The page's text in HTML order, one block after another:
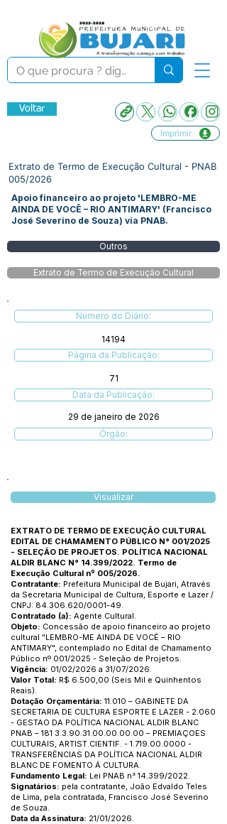
Voltar
Imprimir
Extrato de Termo de Execução Cultural - PNAB
005/2026
Apoio financeiro ao projeto 'LEMBRO-ME
AINDA DE VOCÊ – RIO ANTIMARY' (Francisco
José Severino de Souza) via PNAB.
Outros
Extrato de Termo de Execução Cultural
Número do Diário:
14194
Página da Publicação:
71
Data da Publicação:
29 de janeiro de 2026
Órgão:
Visualizar
EXTRATO DE TERMO DE EXECUÇÃO CULTURAL
EDITAL DE CHAMAMENTO PÚBLICO N° 001/2025
- SELEÇÃO DE PROJETOS. POLÍTICA NACIONAL
ALDIR BLANC N° 14.399/2022. Termo de
Execução Cultural nº 005/2026.
Contratante: Prefeitura Municipal de Bujari, Através
da Secretaria Municipal de Cultura, Esporte e Lazer /
CNPJ: 84.306.620/0001-49.
Contratado (a): Agente Cultural.
Objeto: Concessão de apoio financeiro ao projeto
cultural "LEMBRO-ME AINDA DE VOCÊ – RIO
ANTIMARY", contemplado no Edital de Chamamento
Público nº 001/2025 - Seleção de Projetos.
Vigência: 01/02/2026 a 31/07/2026.
Valor Total: R$ 6.500,00 (Seis Mil e Quinhentos
Reais).
Dotação Orçamentária: 11.010 – GABINETE DA
SECRETARIA DE CULTURA ESPORTE E LAZER - 2.060
- GESTAO DA POLÍTICA NACIONAL ALDIR BLANC
PNAB – 181 3.3.90.31.00.00.00.00 – PREMIAÇOES
CULTURAIS, ARTIST.CIENTIF. - 1.719.00.0000 -
TRANSFERÊNCIAS DA POLÍTICA NACIONAL ALDIR
BLANC DE FOMENTO Á CULTURA.
Fundamento Legal: Lei PNAB n° 14.399/2022.
Signatários: pela contratante, João Edvaldo Teles
de Lima, pela contratada, Francisco José Severino
de Souza.
Data da Assinatura: 21/01/2026.